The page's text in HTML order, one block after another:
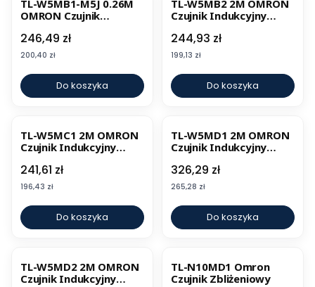
TL-W5MB1-M5J 0.26M
OMRON Czujnik
Prostokątny
Cena
246,49 zł
Cena
200,40 zł
Do koszyka
TL-W5MB2 2M OMRON
Czujnik Indukcyjny
Cena
244,93 zł
Cena
199,13 zł
Do koszyka
TL-W5MC1 2M OMRON
Czujnik Indukcyjny
Cena
241,61 zł
Cena
196,43 zł
Do koszyka
TL-W5MD1 2M OMRON
Czujnik Indukcyjny
Cena
326,29 zł
Cena
265,28 zł
Do koszyka
TL-W5MD2 2M OMRON
Czujnik Indukcyjny
TL-N10MD1 Omron
Czujnik Zbliżeniowy